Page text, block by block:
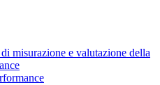
di misurazione e valutazione della